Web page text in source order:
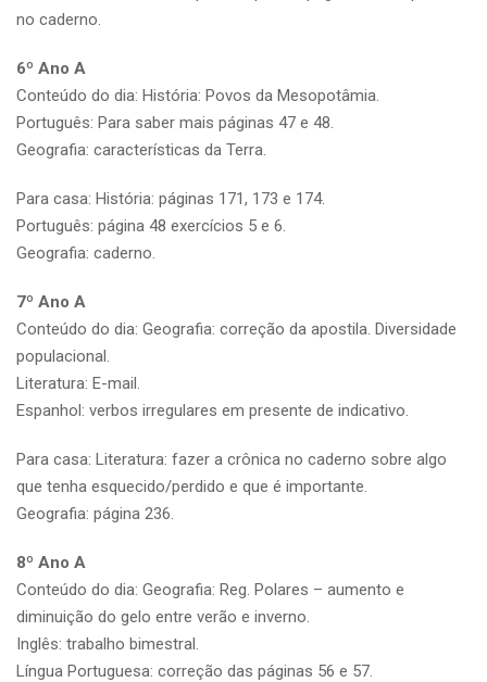
no caderno.
6º Ano A
Conteúdo do dia: História: Povos da Mesopotâmia.
Português: Para saber mais páginas 47 e 48.
Geografia: características da Terra.
Para casa: História: páginas 171, 173 e 174.
Português: página 48 exercícios 5 e 6.
Geografia: caderno.
7º Ano A
Conteúdo do dia: Geografia: correção da apostila. Diversidade
populacional.
Literatura: E-mail.
Espanhol: verbos irregulares em presente de indicativo.
Para casa: Literatura: fazer a crônica no caderno sobre algo
que tenha esquecido/perdido e que é importante.
Geografia: página 236.
8º Ano A
Conteúdo do dia: Geografia: Reg. Polares – aumento e
diminuição do gelo entre verão e inverno.
Inglês: trabalho bimestral.
Língua Portuguesa: correção das páginas 56 e 57.